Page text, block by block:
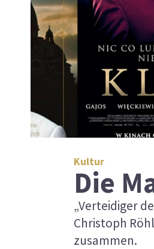
Kultur
Die
„Verteidiger
Christoph
zusammen.